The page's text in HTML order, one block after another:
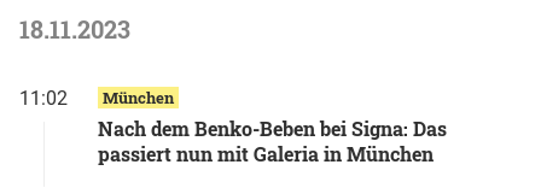
18.11.2023
11:02 München
Nach dem Benko-Beben bei Signa: Das
passiert nun mit Galeria in München